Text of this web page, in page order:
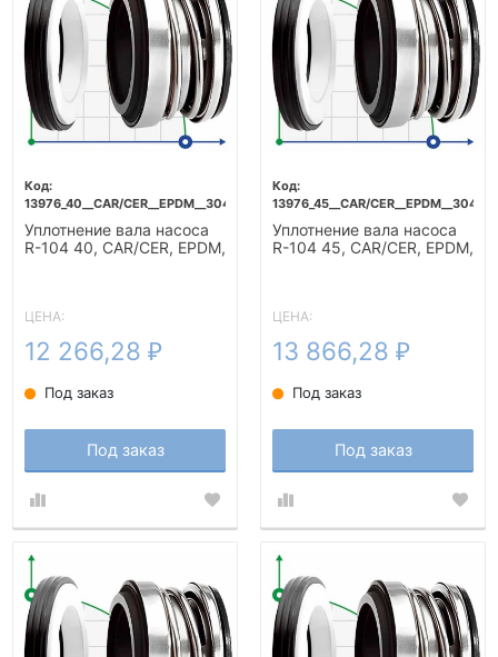
13976_40__CAR/CER__EPDM__304
Уплотнение вала насоса
R-104 40, CAR/CER, EPDM,
ЦЕНА:
12 266,28 ₽
Под заказ
Под заказ
13976_45__CAR/CER__EPDM__304
Уплотнение вала насоса
R-104 45, CAR/CER, EPDM,
ЦЕНА:
13 866,28 ₽
Под заказ
Под заказ